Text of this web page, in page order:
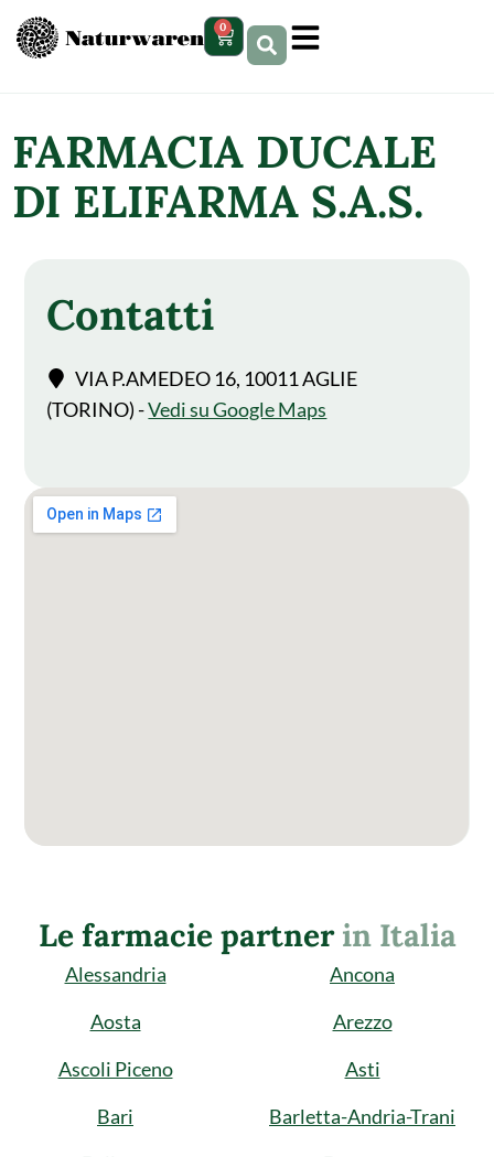
contenuto 0
FARMACIA DUCALE
DI ELIFARMA S.A.S.
Contatti
VIA P.AMEDEO 16, 10011 AGLIE
(TORINO) -Vedi su Google Maps
Le farmacie partnerin Italia
Alessandria
Ancona
Aosta
Arezzo
Ascoli Piceno
Asti
Bari
Barletta-Andria-Trani